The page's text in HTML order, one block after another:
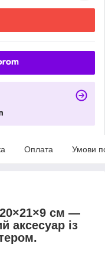
Оплата Умови
см —
аксесуар із